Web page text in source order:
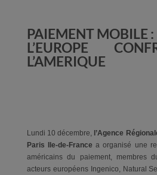
PAIEMENT MOBILE :
L’EUROPE
L’AMERIQUE
Lundi 10 décembre, l’Agence
Paris Ile-de-France a organisé une
américains du paiement, membres
acteurs européens Ingenico, Natural